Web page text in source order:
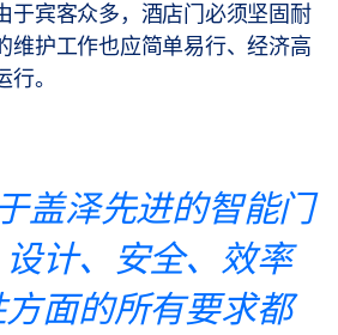
于宾客众多，酒店门必须坚固耐
维护工作也应简单易行、经济高
。
盖泽先进的智能门
计、安全、效率
面的所有要求都